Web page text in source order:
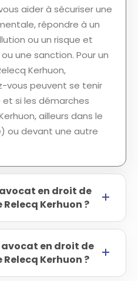
aider à sécuriser une
répondre à un
ou un risque et
une sanction. Pour un
Kerhuon,
vous peuvent se tenir
si les démarches
ailleurs dans le
ou devant une autre
en droit de
Kerhuon ?
en droit de
Kerhuon ?